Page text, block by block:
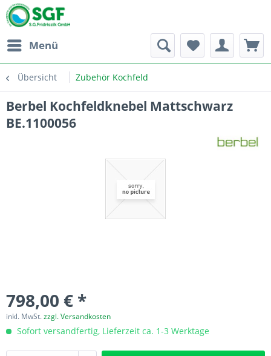
Menü
Übersicht Zubehör Kochfeld
Berbel Kochfeldknebel Mattschwarz
BE.1100056
798,00 € *
inkl. MwSt.zzgl. Versandkosten
Sofort versandfertig, Lieferzeit ca. 1-3 Werktage